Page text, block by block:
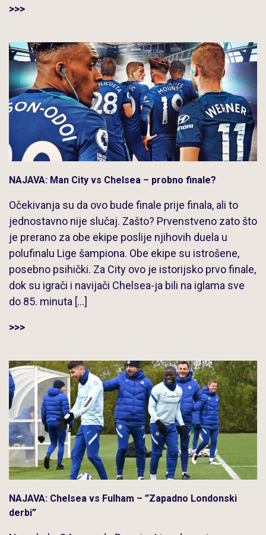
>>>
NAJAVA: Man City vs Chelsea – probno finale?
Očekivanja su da ovo bude finale prije finala, ali to
jednostavno nije slučaj. Zašto? Prvenstveno zato što
je prerano za obe ekipe poslije njihovih duela u
polufinalu Lige šampiona. Obe ekipe su istrošene,
posebno psihički. Za City ovo je istorijsko prvo finale,
dok su igrači i navijači Chelsea-ja bili na iglama sve
do 85. minuta […]
>>>
NAJAVA: Chelsea vs Fulham – ”Zapadno Londonski
derbi”